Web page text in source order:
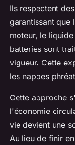
Ils respectent
garantissant que
moteur, le
batteries sont
vigueur. Cette
les nappes
Cette approche
l'économie
vie devient une
Au lieu de finir